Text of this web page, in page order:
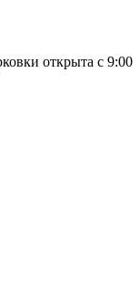
открыта с 9:00